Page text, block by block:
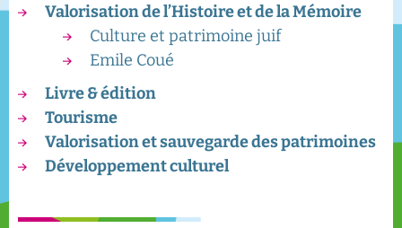
Valorisation de l’Histoire et de la Mémoire
Culture et patrimoine juif
Emile Coué
Livre & édition
Tourisme
Valorisation et sauvegarde des patrimoines
Développement culturel